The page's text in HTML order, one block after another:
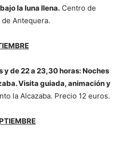
la luna llena. Centro de
Antequera.
y de 22 a 23,30 horas: Noches
Visita guiada, animación y
la Alcazaba. Precio 12 euros.